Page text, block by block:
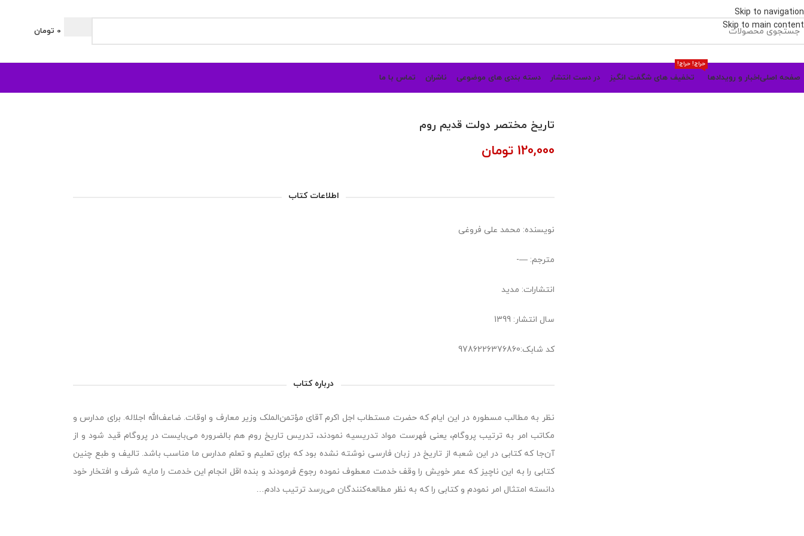
Skip to navigation
Skip to main content
0 تومان
صفحه اصلیاخبار و رویدادها تخفیف های شگفت انگیز
حراج! حراج!
در دست انتشار دسته بندی های موضوعی ناشران تماس با ما
تاریخ مختصر دولت قدیم روم
120,000 تومان
اطلاعات کتاب
نویسنده: محمد علی فروغی
مترجم: —-
انتشارات: مدید
سال انتشار: 1399
کد شابک:9786226376860
درباره کتاب
نظر به مطالب مسطوره در این ایام که حضرت مستطاب اجل اکرم آقای مؤتمن‌‌‌‌الملک وزیر معارف و اوقات. ضاعف‌‌‌‌الله اجلاله. برای مدارس و
مکاتب امر به ترتیب پروگام، یعنی فهرست مواد تدریسیه نمودند، تدریس تاریخ روم هم بالضروره می‌‌‌‌بایست در پروگام قید شود و از
آن‌‌‌‌جا که کتابی در این شعبه از تاریخ در زبان فارسی نوشته نشده بود که برای تعلیم و تعلم مدارس ما مناسب باشد. تالیف و طبع چنین
کتابی را به این ناچیز که عمر خویش را وقف خدمت معطوف نموده رجوع فرمودند و بنده اقل انجام این خدمت را مایه شرف و افتخار خود
دانسته امتثال امر نمودم و کتابی را که به نظر مطالعه‌کنندگان می‌‌‌‌رسد ترتیب دادم…